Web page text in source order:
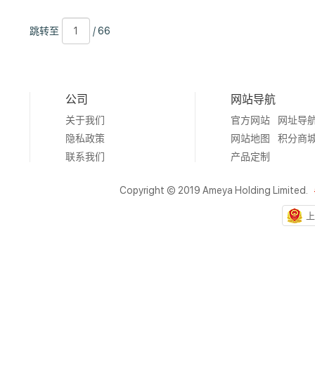
跳
转
跳转至
66
/ 66
公司
关于我们
隐私政策
联系我们
网站导航
官方网站
网址导
网站地图
积分商
产品定制
Copyright © 2019 Ameya Holding Limited.